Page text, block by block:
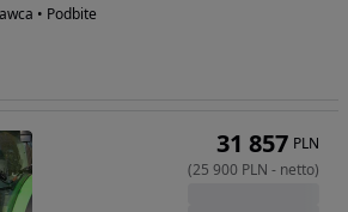
• Podbite
31 857 PLN
(25 900 PLN - netto)